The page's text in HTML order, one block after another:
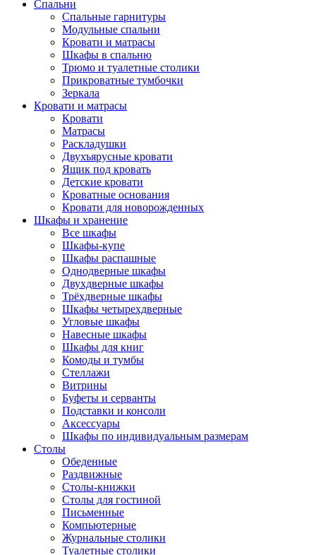
Спальни
Спальные гарнитуры
Модульные спальни
Кровати и матрасы
Шкафы в спальню
Трюмо и туалетные столики
Прикроватные тумбочки
Зеркала
Кровати и матрасы
Кровати
Матрасы
Раскладушки
Двухъярусные кровати
Ящик под кровать
Детские кровати
Кроватные основания
Кровати для новорожденных
Шкафы и хранение
Все шкафы
Шкафы-купе
Шкафы распашные
Однодверные шкафы
Двухдверные шкафы
Трёхдверные шкафы
Шкафы четырехдверные
Угловые шкафы
Навесные шкафы
Шкафы для книг
Комоды и тумбы
Стеллажи
Витрины
Буфеты и серванты
Подставки и консоли
Аксессуары
Шкафы по индивидуальным размерам
Столы
Обеденные
Раздвижные
Столы-книжки
Столы для гостиной
Письменные
Компьютерные
Журнальные столики
Туалетные столики